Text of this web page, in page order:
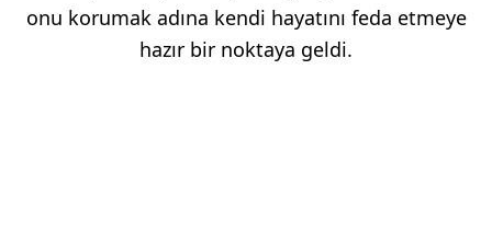
onu korumak adına kendi hayatını feda etmeye
hazır bir noktaya geldi.